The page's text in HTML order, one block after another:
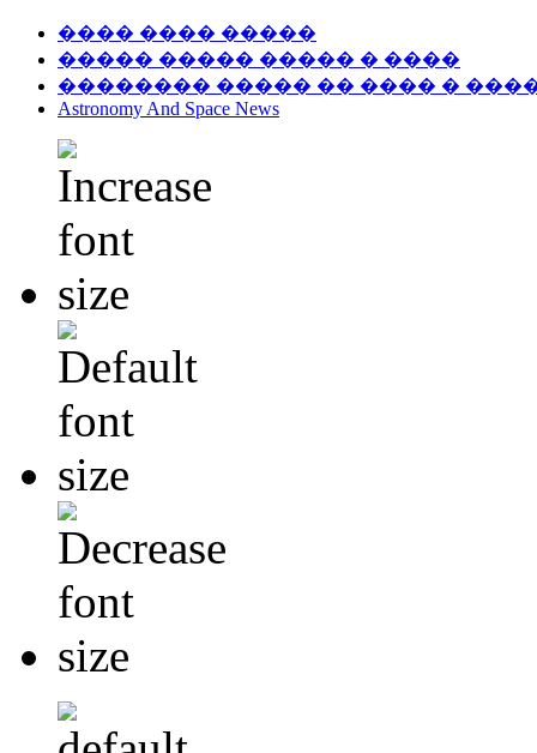
���� ���� �����
����� ����� ����� � ����
�������� ����� �� ���� �
Astronomy And Space News